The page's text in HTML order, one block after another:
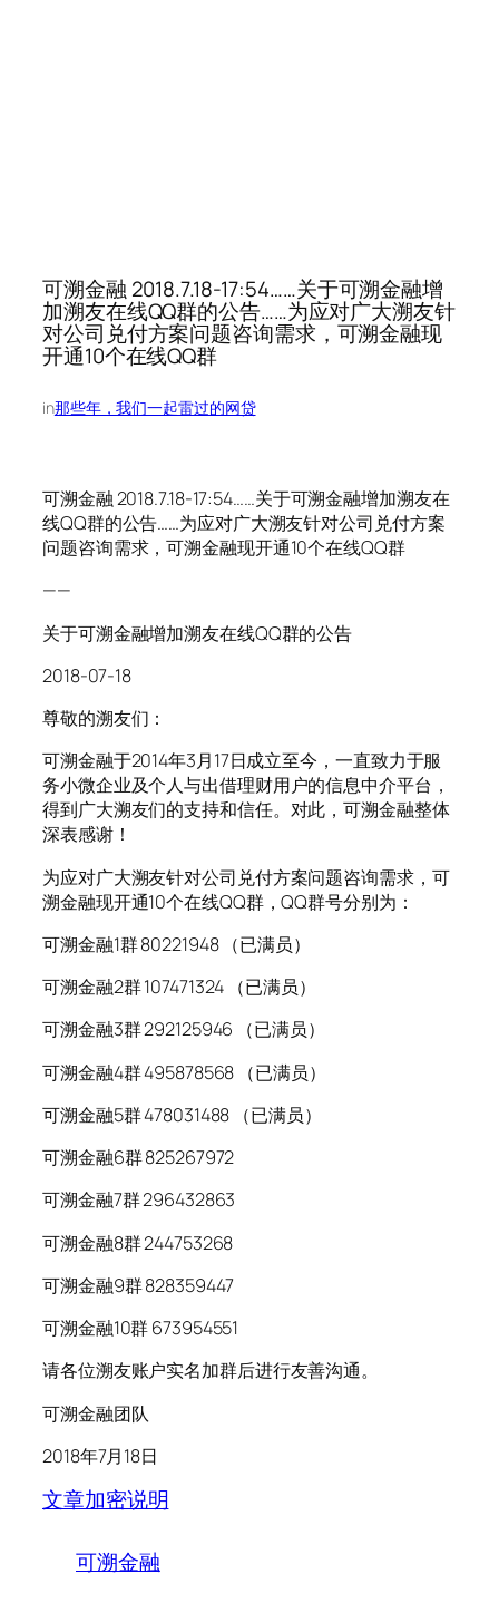
可溯金融 2018.7.18-17:54……关于可溯金融增
加溯友在线QQ群的公告……为应对广大溯友针
对公司兑付方案问题咨询需求，可溯金融现
开通10个在线QQ群
in那些年，我们一起雷过的网贷
可溯金融 2018.7.18-17:54……关于可溯金融增加溯友在
线QQ群的公告……为应对广大溯友针对公司兑付方案
问题咨询需求，可溯金融现开通10个在线QQ群
——
关于可溯金融增加溯友在线QQ群的公告
2018-07-18
尊敬的溯友们：
可溯金融于2014年3月17日成立至今，一直致力于服
务小微企业及个人与出借理财用户的信息中介平台，
得到广大溯友们的支持和信任。对此，可溯金融整体
深表感谢！
为应对广大溯友针对公司兑付方案问题咨询需求，可
溯金融现开通10个在线QQ群，QQ群号分别为：
可溯金融1群 80221948 （已满员）
可溯金融2群 107471324 （已满员）
可溯金融3群 292125946 （已满员）
可溯金融4群 495878568 （已满员）
可溯金融5群 478031488 （已满员）
可溯金融6群 825267972
可溯金融7群 296432863
可溯金融8群 244753268
可溯金融9群 828359447
可溯金融10群 673954551
请各位溯友账户实名加群后进行友善沟通。
可溯金融团队
2018年7月18日
文章加密说明
可溯金融